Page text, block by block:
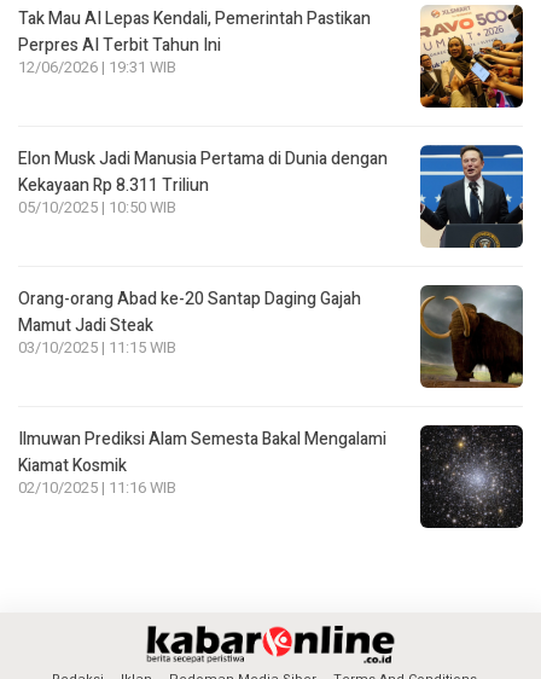
Tak Mau AI Lepas Kendali, Pemerintah Pastikan
Perpres AI Terbit Tahun Ini
12/06/2026 | 19:31 WIB
Elon Musk Jadi Manusia Pertama di Dunia dengan
Kekayaan Rp 8.311 Triliun
05/10/2025 | 10:50 WIB
Orang-orang Abad ke-20 Santap Daging Gajah
Mamut Jadi Steak
03/10/2025 | 11:15 WIB
Ilmuwan Prediksi Alam Semesta Bakal Mengalami
Kiamat Kosmik
02/10/2025 | 11:16 WIB